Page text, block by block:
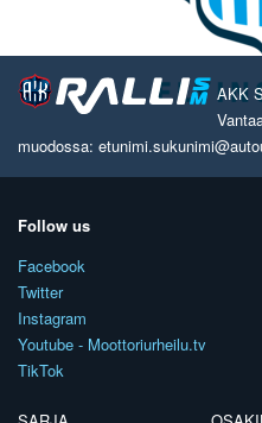
AKK
muodossa:
Follow us
Facebook
Twitter
Instagram
Youtube - Moottoriurheilu.tv
TikTok